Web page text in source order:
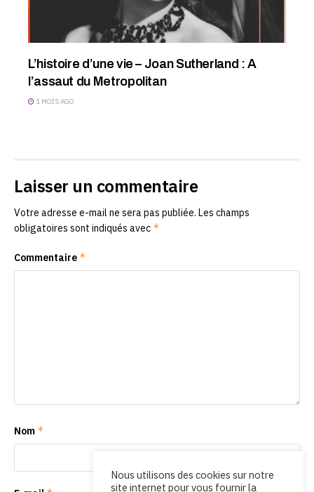
L’histoire d’une vie – Joan Sutherland : A
l’assaut du Metropolitan
1 MOIS AGO
Laisser un commentaire
Votre adresse e-mail ne sera pas publiée. Les champs
obligatoires sont indiqués avec *
Commentaire *
Nom *
Nous utilisons des cookies sur notre
site internet pour vous fournir la